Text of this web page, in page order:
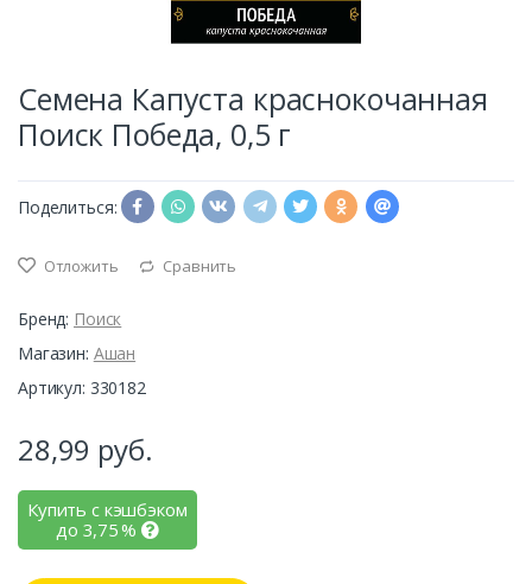
Семена Капуста краснокочанная
Поиск Победа, 0,5 г
Поделиться:
Отложить Сравнить
Бренд: Поиск
Магазин: Ашан
Артикул: 330182
28,99 руб.
Купить с кэшбэком
до 3,75%